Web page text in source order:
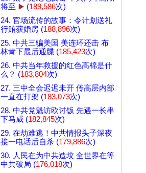
将至 ▶️ (189,586次)
24. 官场流传的故事：令计划送礼
行贿获婚房 (188,896次)
25. 中共三骗美国 美连环还击 布
林肯下最后通牒 (185,423次)
26. 中共当年救援的红色高棉是什
么？ (183,804次)
27. 三中全会迟迟未开 传高层内部
一直在打架 (183,073次)
28. 中共党魁访欧讨饭 先遇一长串
下马威 (182,845次)
29. 在劫难逃！中共情报头子深夜
接一电话后自杀 (179,886次)
30. 人民在为中共造坟 全世界在等
中共破局 (176,018次)